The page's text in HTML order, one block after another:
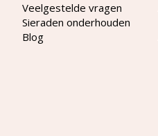
Veelgestelde vragen
Sieraden onderhouden
Blog